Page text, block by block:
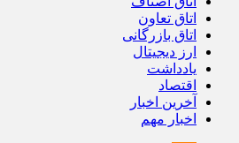
اتاق تعاون
اتاق بازرگانی
ارز دیجیتال
یادداشت
اقتصاد
آخرین اخبار
اخبار مهم